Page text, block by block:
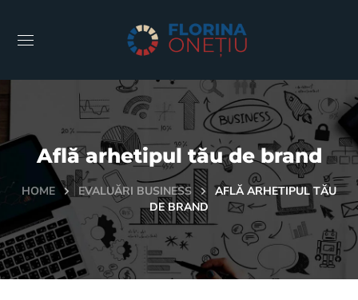
Află arhetipul tău de brand
HOME EVALUĂRI BUSINESS
AFLĂ ARHETIPUL TĂU
DE BRAND